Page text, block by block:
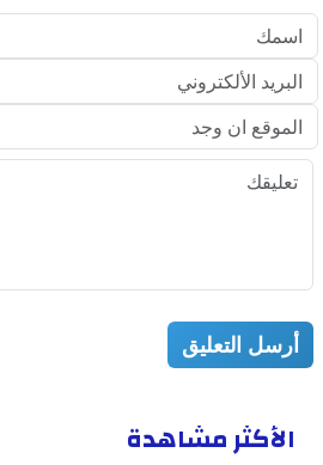
أرسل التعليق
الأكثر مشاهدة